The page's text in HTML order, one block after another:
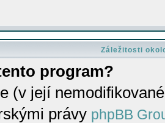
Záležitosti
program?
(v její
právy phpBB